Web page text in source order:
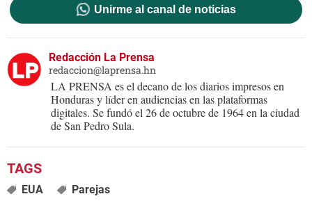
Unirme al canal de noticias
Redacción La Prensa
redaccion@laprensa.hn
LA PRENSA es el decano de los diarios impresos en
Honduras y líder en audiencias en las plataformas
digitales. Se fundó el 26 de octubre de 1964 en la ciudad
de San Pedro Sula.
EUA Parejas